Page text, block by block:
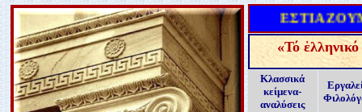
«Τό
Κλασσικά
κείμενα-
αναλύσεις